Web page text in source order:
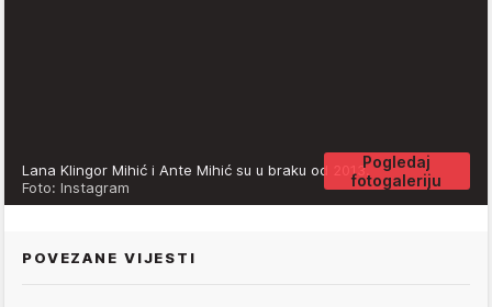
Pogledaj
fotogaleriju
Lana Klingor Mihić i Ante Mihić su u braku od 2013.
Foto: Instagram
POVEZANE VIJESTI